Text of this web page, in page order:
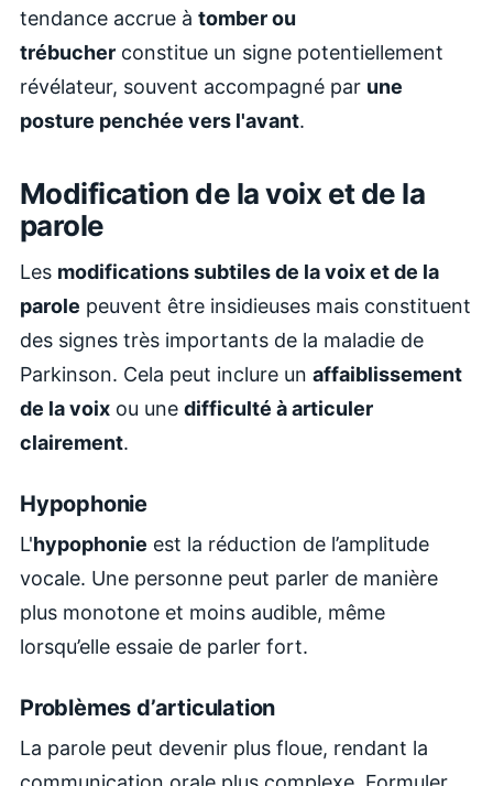
tendance accrue à tomber ou
trébucher constitue un signe potentiellement
révélateur, souvent accompagné par une
posture penchée vers l'avant.
Modification de la voix et de la
parole
Les modifications subtiles de la voix et de la
parole peuvent être insidieuses mais constituent
des signes très importants de la maladie de
Parkinson. Cela peut inclure un affaiblissement
de la voix ou une difficulté à articuler
clairement.
Hypophonie
L'hypophonie est la réduction de l’amplitude
vocale. Une personne peut parler de manière
plus monotone et moins audible, même
lorsqu’elle essaie de parler fort.
Problèmes d’articulation
La parole peut devenir plus floue, rendant la